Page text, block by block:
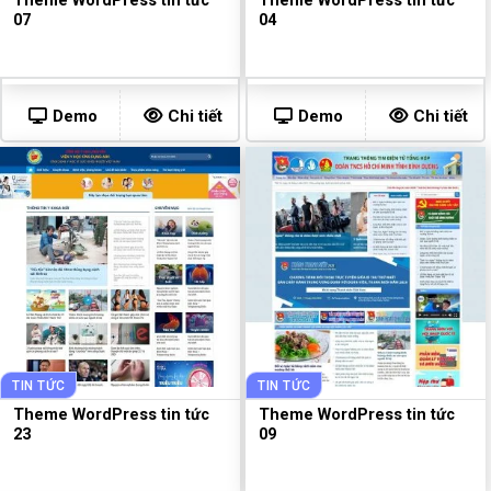
07
Demo Chi tiết
04
Demo Chi tiết
TIN TỨC
Theme WordPress tin tức
23
TIN TỨC
Theme WordPress tin tức
09